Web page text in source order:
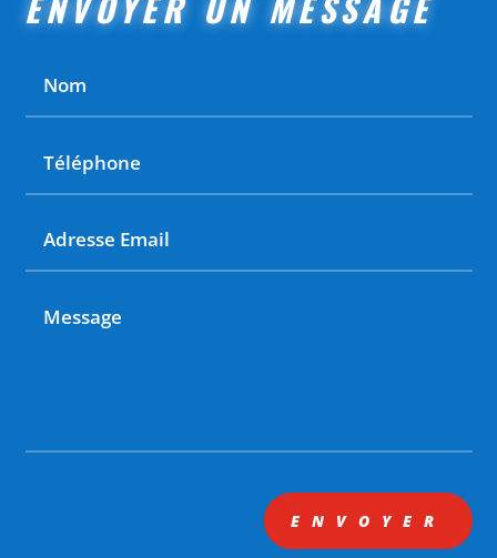
ENVOYER